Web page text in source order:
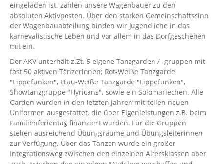
eingeladen ist, zählen unsere Wagenbauer zu den
absoluten Aktivposten. Über den starken Gemeinschaftssinn
der Wagenbauabteilung binden wir Jugendliche in das
karnevalistische Leben und vor allem in das Dorfgeschehen
mit ein.
Der AKV unterhält z.Zt. 5 eigene Tanzgarden / -gruppen mit
fast 50 aktiven Tänzerinnen; Rot-Weiße Tanzgarde
"Lippefunken", Blau-Weiße Tanzgarde "Lippefunken",
Showtanzgruppe "Hyricans", sowie ein Solomariechen. Alle
Garden wurden in den letzten Jahren mit tollen neuen
Uniformen ausgestattet, die über Eigenleistungen z.B. beim
Familienferientag finanziert wurden. Für die Gruppen
stehen ausreichend Übungsräume und Übungsleiterinnen
zur Verfügung. Über das Tanzen wurde ein großer
Integrationsweg zwischen den einzelnen Altersklassen aber